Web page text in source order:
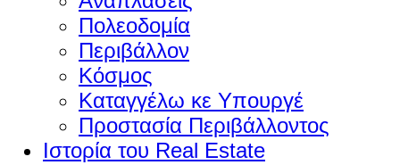
Πολεοδομία
Περιβάλλον
Κόσμος
Καταγγέλω κε Υπουργέ
Προστασία Περιβάλλοντος
Ιστορία του Real Estate